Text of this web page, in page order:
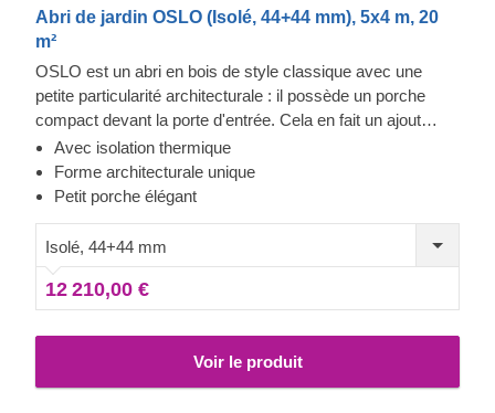
Abri de jardin OSLO (Isolé, 44+44 mm), 5x4 m, 20
m²
OSLO est un abri en bois de style classique avec une
petite particularité architecturale : il possède un porche
compact devant la porte d'entrée. Cela en fait un ajout
exceptionnel à notre collection de bâtiments de jardin, très
apprécié par ceux qui recherchent une solution de
conception originale. La surface intérieure de 20 m² peut
Avec isolation thermique
Forme architecturale unique
Petit porche élégant
Isolé, 44+44 mm
12 210,00 €
Voir le produit